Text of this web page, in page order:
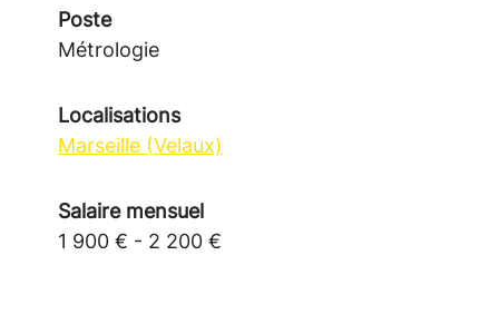
Poste
Métrologie
Localisations
Marseille (Velaux)
Salaire mensuel
1 900 € - 2 200 €